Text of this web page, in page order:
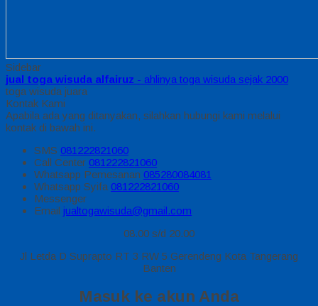
Sidebar
jual toga wisuda alfairuz - ahlinya toga wisuda sejak 2000
toga wisuda juara
Kontak Kami
Apabila ada yang ditanyakan, silahkan hubungi kami melalui
kontak di bawah ini.
SMS 081222821060
Call Center 081222821060
Whatsapp Pemesanan 085280084081
Whatsapp Syifa 081222821060
Messenger
Email jualtogawisuda@gmail.com
08.00 s/d 20.00
Jl Letda D Suprapto RT 3 RW 5 Gerendeng Kota Tangerang
Banten
Masuk ke akun Anda